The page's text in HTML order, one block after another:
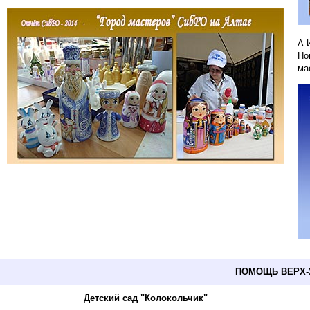
А
ПОМОЩЬ
Детский сад "Колокольчик"